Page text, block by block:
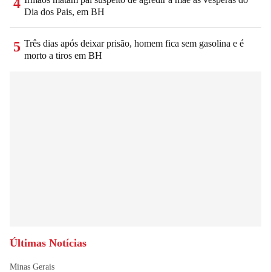
Dia dos Pais, em BH
5 Três dias após deixar prisão, homem fica sem gasolina e é
morto a tiros em BH
Últimas Notícias
Minas Gerais